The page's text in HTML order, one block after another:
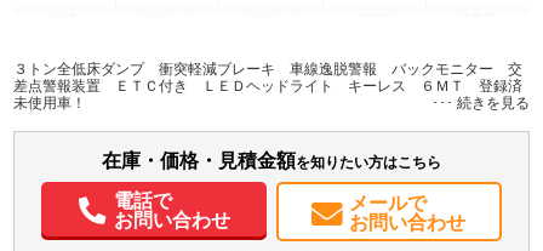
愛知県
W:1,600
H:370
W:1,690
H:1,980
無
パワステ パワーウィンドウ ABS エアバッグ
集中ドアロック
電動格納ミラー
バックモニター
取扱説明書（一部含む）
メンテナンスノート（保証書）
３トン全低床ダンプ 衝突軽減ブレーキ 車線逸脱警報 バックモニター 交
差点警報装置 ＥＴＣ付き ＬＥＤヘッドライト キーレス ６ＭＴ 登録済
未使用車！
在庫・価格・見積金額を知りたい方はこちら
電話で
お問い合わせ
メールで
お問い合わせ